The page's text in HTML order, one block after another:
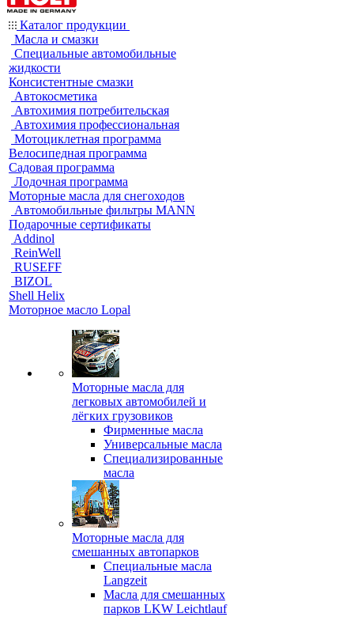
Каталог продукции
Масла и смазки
Специальные автомобильные
жидкости
Консистентные смазки
Автокосметика
Автохимия потребительская
Автохимия профессиональная
Мотоциклетная программа
Велосипедная программа
Садовая программа
Лодочная программа
Моторные масла для снегоходов
Автомобильные фильтры MANN
Подарочные сертификаты
Addinol
ReinWell
RUSEFF
BIZOL
Shell Helix
Моторное масло Lopal
Моторные масла для
легковых автомобилей и
лёгких грузовиков
Фирменные масла
Универсальные масла
Специализированные
масла
Моторные масла для
смешанных автопарков
Специальные масла
Langzeit
Масла для смешанных
парков LKW Leichtlauf